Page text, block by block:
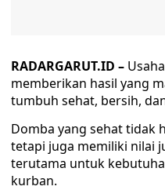
RADARGARUT.ID –
memberikan hasil yang
tumbuh sehat, bersih,
Domba yang sehat tidak
tetapi juga memiliki nilai
terutama untuk
kurban.